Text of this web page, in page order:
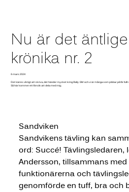
Nu är det
krönika nr. 2
6 mars 2024
Det känns viktigt att skriva, det händer mycket kring Rally-SM och vi är många som jobbar på för
Så här kommer ett försök att dela med mig.
Sandviken
Sandvikens tävling kan
ord: Succé! Tävlingsledaren,
Andersson, tillsammans
funktionärerna och
genomförde en tuff, bra och